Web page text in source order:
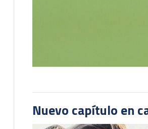
Nuevo capítulo en